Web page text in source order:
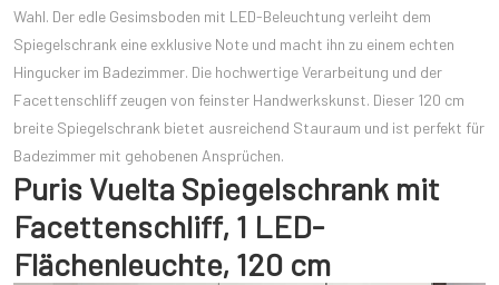
Wahl. Der edle Gesimsboden mit LED-Beleuchtung verleiht dem
Spiegelschrank eine exklusive Note und macht ihn zu einem echten
Hingucker im Badezimmer. Die hochwertige Verarbeitung und der
Facettenschliff zeugen von feinster Handwerkskunst. Dieser 120 cm
breite Spiegelschrank bietet ausreichend Stauraum und ist perfekt für
Badezimmer mit gehobenen Ansprüchen.
Puris Vuelta Spiegelschrank mit
Facettenschliff, 1 LED-
Flächenleuchte, 120 cm